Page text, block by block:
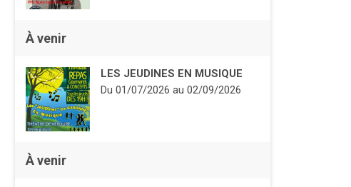
À venir
LES JEUDINES EN MUSIQUE
Du 01/07/2026au 02/09/2026
À venir